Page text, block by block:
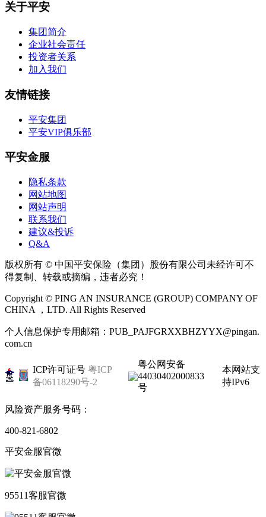
关于平安
集团简介
企业社会责任
投资者关系
加入我们
友情链接
平安集团
平安VIP俱乐部
平安金服
隐私条款
网站地图
网站声明
联系我们
建议&投诉
Q&A
版权所有 © 中国平安保险（集团）股份有限公司未经许可不
得复制、转载或摘编，违者必究！
Copyright © PING AN INSURANCE (GROUP) COMPANY OF
CHINA ，LTD. All Rights Reserved
个人信息保护专用邮箱：PUB_PAJFGRXXBHZYYX@pingan.
com.cn
ICP许可证号 粤ICP
备06118290号-2
粤公网安备
44030402000833
号
本网站支
持IPv6
风险资产服务号码：
400-821-6802
平安金服官微
95511客服官微